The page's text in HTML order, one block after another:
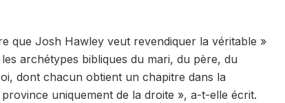
que Josh Hawley veut revendiquer la véritable »
archétypes bibliques du mari, du père, du
dont chacun obtient un chapitre dans la
uniquement de la droite », a-t-elle écrit.